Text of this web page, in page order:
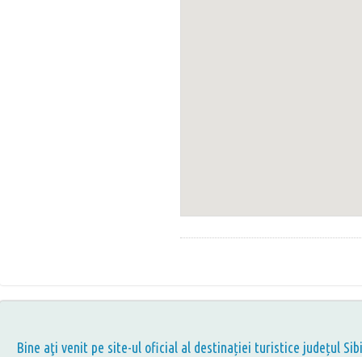
Bine aţi venit pe site-ul oficial al destinației turistice județul